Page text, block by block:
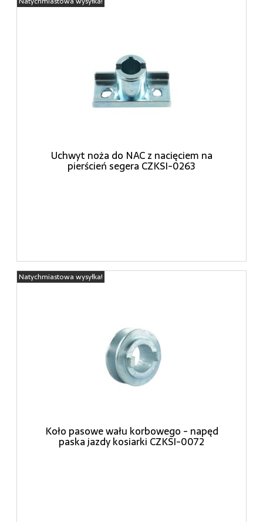
Uchwyt noża do NAC z nacięciem na
pierścień segera CZKSI-0263
Koło pasowe wału korbowego - napęd
paska jazdy kosiarki CZKSI-0072
Natychmiastowa wysyłka!